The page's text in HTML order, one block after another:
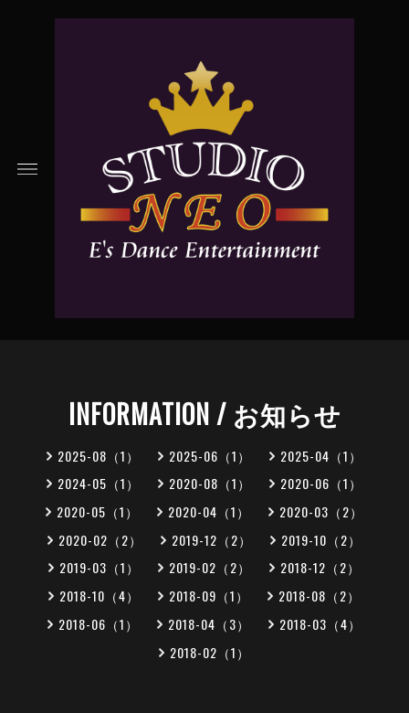
INFORMATION / お知らせ
2025-08（1） 2025-06（1）
2025-04（1）
2024-05（1）
2020-08（1）
2020-06（1）
2020-05（1）
2020-04（1）
2020-03（2）
2020-02（2）
2019-12（2）
2019-10（2）
2019-03（1）
2019-02（2）
2018-12（2）
2018-10（4）
2018-09（1）
2018-08（2）
2018-06（1）
2018-04（3）
2018-03（4）
2018-02（1）